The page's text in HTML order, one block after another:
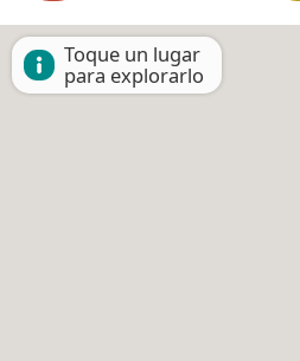
Toque un lugar
para explorarlo